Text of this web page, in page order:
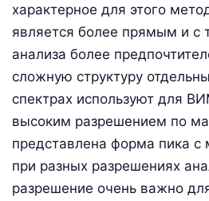
характерное для этого
является более прямым и с
анализа более
сложную структуру
спектрах используют для
высоким разрешением по
представлена форма пика с
при разных разрешениях
разрешение очень важно